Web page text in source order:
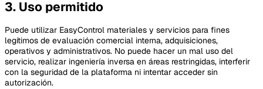
3. Uso permitido
Puede utilizar EasyControl materiales y servicios para fines
legítimos de evaluación comercial interna, adquisiciones,
operativos y administrativos. No puede hacer un mal uso del
servicio, realizar ingeniería inversa en áreas restringidas, interferir
con la seguridad de la plataforma ni intentar acceder sin
autorización.